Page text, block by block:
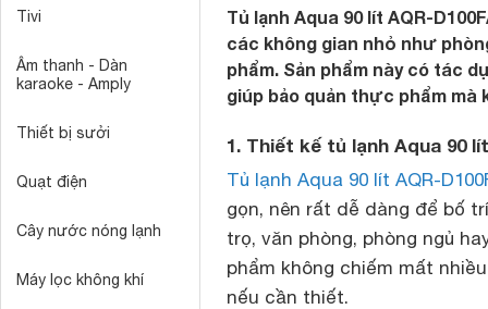
Tivi
Âm thanh - Dàn
karaoke - Amply
Thiết bị sưởi
Quạt điện
Cây nước nóng lạnh
Máy lọc không khí
Tủ lạnh Aqua 90 lít AQR-
các không gian nhỏ như
phẩm. Sản phẩm này có tác
giúp bảo quản thực phẩm mà
1. Thiết kế tủ lạnh Aqua 90
Tủ lạnh Aqua 90 lít AQR-
gọn, nên rất dễ dàng để bố
trọ, văn phòng, phòng ngủ
phẩm không chiếm mất
nếu cần thiết.